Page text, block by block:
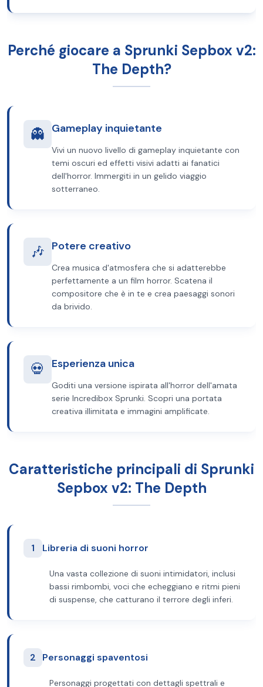
Perché giocare a Sprunki Sepbox v2:
The Depth?
👻 Gameplay inquietante
Vivi un nuovo livello di gameplay inquietante con
temi oscuri ed effetti visivi adatti ai fanatici
dell'horror. Immergiti in un gelido viaggio
sotterraneo.
🎶 Potere creativo
Crea musica d'atmosfera che si adatterebbe
perfettamente a un film horror. Scatena il
compositore che è in te e crea paesaggi sonori
da brivido.
💀 Esperienza unica
Goditi una versione ispirata all'horror dell'amata
serie Incredibox Sprunki. Scopri una portata
creativa illimitata e immagini amplificate.
Caratteristiche principali di Sprunki
Sepbox v2: The Depth
1 Libreria di suoni horror
Una vasta collezione di suoni intimidatori, inclusi
bassi rimbombi, voci che echeggiano e ritmi pieni
di suspense, che catturano il terrore degli inferi.
2 Personaggi spaventosi
Personaggi progettati con dettagli spettrali e